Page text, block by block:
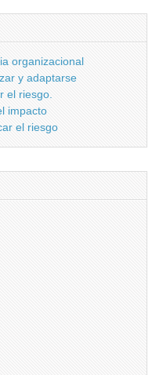
organizacional
y adaptarse
el riesgo.
impacto
el riesgo